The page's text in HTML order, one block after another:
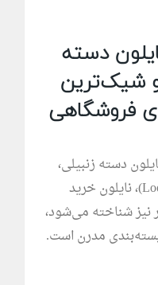
دسته
و شیک‌ترین
فروشگاهی
دسته زنبیلی،
نایلون دسته لوپ (Loop Handle Bag)، نایلون خرید
شناخته می‌شود،
مدرن است.